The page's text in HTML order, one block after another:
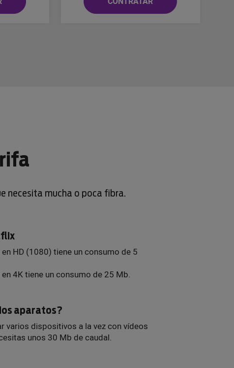
necesita mucha o poca fibra.
HD (1080) tiene un consumo de 5
4K tiene un consumo de 25 Mb.
aparatos?
varios dispositivos a la vez con vídeos
unos 30 Mb de caudal.